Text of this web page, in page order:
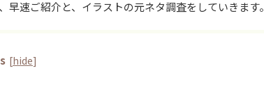
早速ご紹介と、イラストの元ネタ調査をしていきます。
[hide]